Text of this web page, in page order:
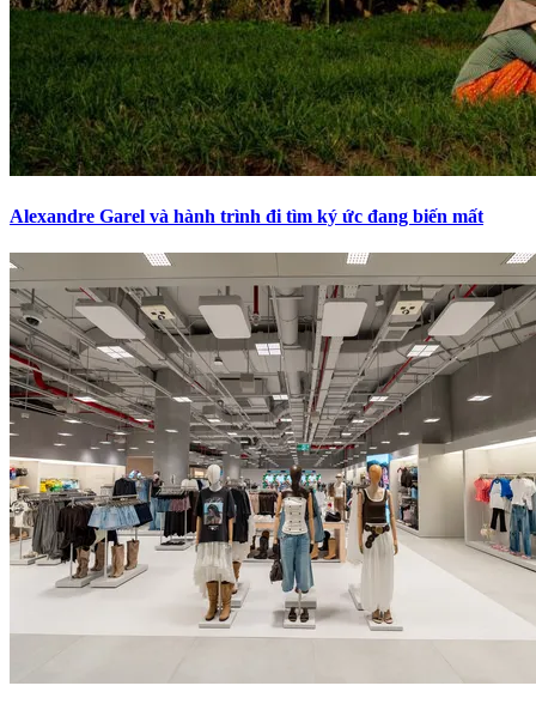
Alexandre Garel và hành trình đi tìm ký ức đang biến mất